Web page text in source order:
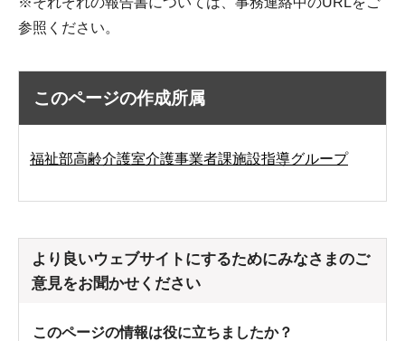
参照ください。
このページの作成所属
福祉部高齢介護室介護事業者課施設指導グループ
より良いウェブサイトにするためにみなさまのご
意見をお聞かせください
このページの情報は役に立ちましたか？